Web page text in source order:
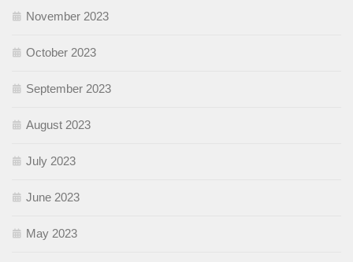
November 2023
October 2023
September 2023
August 2023
July 2023
June 2023
May 2023